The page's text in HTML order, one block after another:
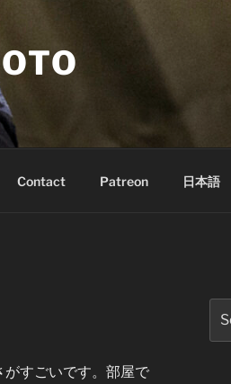
Contact Patreon 日本語
がすごいです。部屋で
for: